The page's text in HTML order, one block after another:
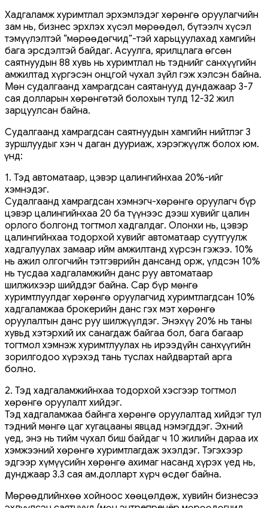
Хадгаламж хуримтлал эрхэмлэдэг хөрөнгө оруулагчийн
зам нь, бизнес эрхлэх хүсэл мөрөөдөл, бүтээлч хүсэл
тэмүүлэлтэй “мөрөөдөгчид”-тэй харьцуулахад хамгийн
бага эрсдэлтэй байдаг. Асуулга, ярилцлага өгсөн
саятнуудын 88 хувь нь хуримтлал нь тэднийг санхүүгийн
амжилтад хүргэсэн онцгой чухал зүйл гэж хэлсэн байна.
Мөн судалгаанд хамрагдсан саятанууд дундажаар 3-7
сая долларын хөрөнгөтэй болохын тулд 12-32 жил
зарцуулсан байна.
Судалгаанд хамрагдсан саятнуудын хамгийн нийтлэг 3
зуршлуудыг хэн ч даган дууриаж, хэрэгжүүлж болох юм.
Үүнд:
1. Тэд автоматаар, цэвэр цалингийнхаа 20%-ийг
хэмнэдэг.
Судалгаанд хамрагдсан хэмнэгч-хөрөнгө оруулагч бүр
цэвэр цалингийнхаа 20 ба түүнээс дээш хувийг цалин
орлого болгонд тогтмол хадгалдаг. Олонхи нь, цэвэр
цалингийнхаа тодорхой хувийг автоматаар суутгуулж
хадгалуулах замаар ийм амжилтанд хүрсэн гэжээ. 10%
нь ажил олгогчийн тэтгэврийн дансанд орж, үлдсэн 10%
нь тусдаа хадгаламжийн данс руу автоматаар
шилжихээр шийддэг байна. Сар бүр мөнгө
хуримтлуулдаг хөрөнгө оруулагчид хуримтлагдсан 10%
хадгаламжаа брокерийн данс гэх мэт хөрөнгө
оруулалтын данс руу шилжүүлдэг. Энэхүү 20% нь таны
хувьд хэтэрхий их санагдаж байгаа бол, бага багаар
тогтмол хэмнэж хуримтлуулах нь ирээдүйн санхүүгийн
зорилгодоо хүрэхэд тань туслах найдвартай арга
болно.
2. Тэд хадгаламжийнхаа тодорхой хэсгээр тогтмол
хөрөнгө оруулалт хийдэг.
Тэд хадгаламжаа байнга хөрөнгө оруулалтад хийдэг тул
тэдний мөнгө цаг хугацааны явцад нэмэгддэг. Эхний
үед, энэ нь тийм чухал биш байдаг ч 10 жилийн дараа их
хэмжээний хөрөнгө хуримтлагдаж эхэлдэг. Тэгэхээр
эдгээр хүмүүсийн хөрөнгө ахимаг насанд хүрэх үед нь,
дунджаар 3.3 сая ам.долларт хүрч өсдөг байна.
Мөрөөдлийнхөө хойноос хөөцөлдөж, хувийн бизнесээ